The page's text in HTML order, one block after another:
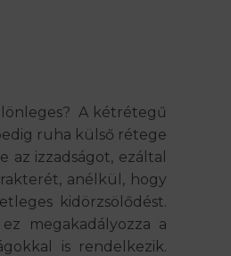
A kétrétegű
ruha külső rétege
izzadságot, ezáltal
anélkül, hogy
kidörzsölődést.
megakadályozza a
is rendelkezik.